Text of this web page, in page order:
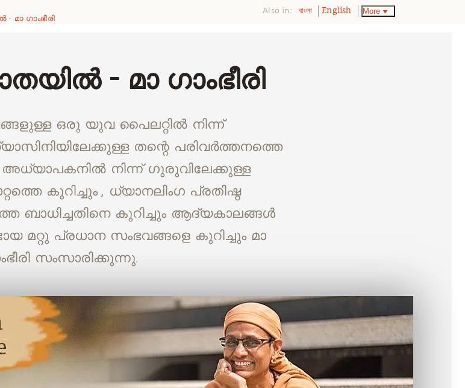
മാ ഗാംഭീരി
Also in: বাংলা English More
- മാ ഗാംഭീരി
ഒരു യുവ പൈലറ്റിൽ നിന്ന്
തന്റെ പരിവർത്തനത്തെ
നിന്ന് ഗുരുവിലേക്കുള്ള
കുറിച്ചും , ധ്യാനലിംഗ പ്രതിഷ്ഠ
ബാധിച്ചതിനെ കുറിച്ചും ആദ്യകാലങ്ങൾ
മറ്റു പ്രധാന സംഭവങ്ങളെ കുറിച്ചും മാ
സംസാരിക്കുന്നു.